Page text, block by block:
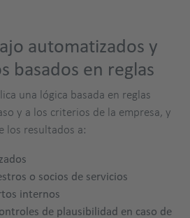
automatizados y
basados en reglas
una lógica basada en reglas
y a los criterios de la empresa, y
los resultados a:
o socios de servicios
internos
de plausibilidad en caso de